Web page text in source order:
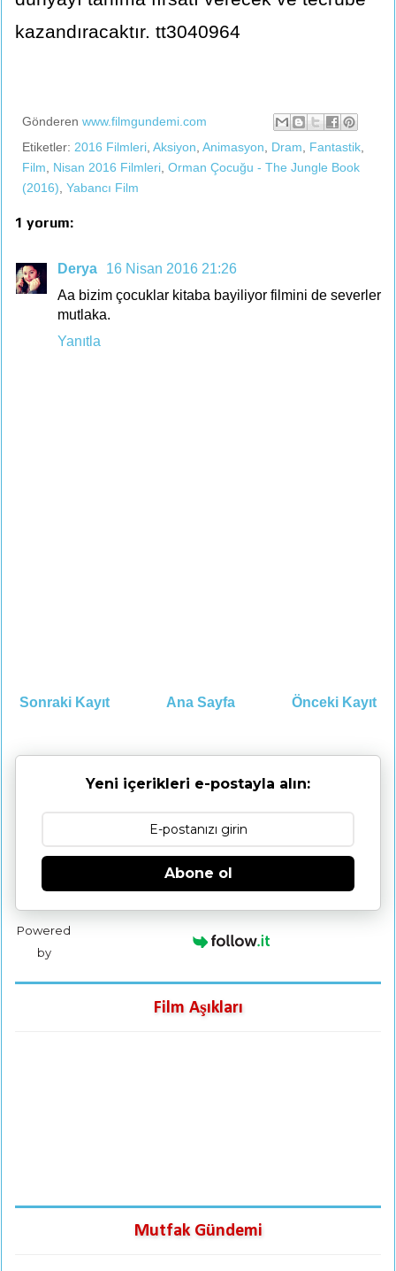
kazandıracaktır. tt3040964
Gönderen www.filmgundemi.com
Etiketler: 2016 Filmleri Aksiyon Animasyon Dram Fantastik
Film
Nisan 2016 Filmleri Orman Çocuğu - The Jungle Book
(2016) Yabancı Film
1 yorum:
Derya
16 Nisan 2016 21:26
Aa bizim çocuklar kitaba bayiliyor filmini de severler
mutlaka.
Yanıtla
Sonraki Kayıt Önceki Kayıt
Ana Sayfa
Yeni içerikleri e-postayla alın:
Abone ol
Powered
by
Film Aşıkları
Mutfak Gündemi